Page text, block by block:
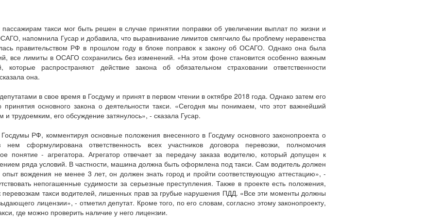
такси мог быть решен в случае принятии поправки об увеличении выплат по жизни и
напомнила Гусар и добавила, что выравнивание лимитов смягчило бы проблему неравенства
правительством РФ в прошлом году в блоке поправок к закону об ОСАГО. Однако она была
все лимиты в ОСАГО сохранились без изменений. «На этом фоне становится особенно важным
которые распространяют действие закона об обязательном страховании ответственности
она.
в свое время в Госдуму и принят в первом чтении в октябре 2018 года. Однако затем его
основного закона о деятельности такси. «Сегодня мы понимаем, что этот важнейший
трудоемким, его обсуждение затянулось», - сказала Гусар.
РФ, комментируя основные положения внесенного в Госдуму основного законопроекта о
сформулирована ответственность всех участников договора перевозки, полномочия
понятие - агрегатора. Агрегатор отвечает за передачу заказа водителю, который допущен к
ряда условий. В частности, машина должна быть оформлена под такси. Сам водитель должен
вождения не менее 3 лет, он должен знать город и пройти соответствующую аттестацию», -
непогашенные судимости за серьезные преступления. Также в проекте есть положения,
такси водителей, лишенных прав за грубые нарушения ПДД. «Все эти моменты должны
лицензии», - отметил депутат. Кроме того, по его словам, согласно этому законопроекту,
где можно проверить наличие у него лицензии.